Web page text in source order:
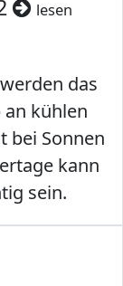
lesen
das
an kühlen
bei Sonnen
kann
sein.